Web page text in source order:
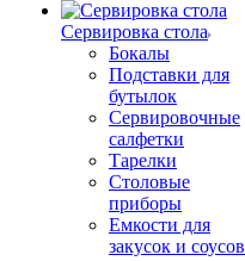
Сервировка стола
Бокалы
Подставки для
бутылок
Сервировочные
салфетки
Тарелки
Столовые
приборы
Емкости для
закусок и соусов